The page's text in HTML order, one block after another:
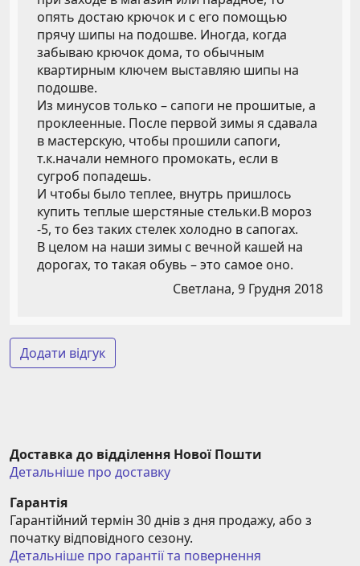
опять достаю крючок и с его помощью
прячу шипы на подошве. Иногда, когда
забываю крючок дома, то обычным
квартирным ключем выставляю шипы на
подошве.
Из минусов только – сапоги не прошитые, а
проклеенные. После первой зимы я сдавала
в мастерскую, чтобы прошили сапоги,
т.к.начали немного промокать, если в
сугроб попадешь.
И чтобы было теплее, внутрь пришлось
купить теплые шерстяные стельки.В мороз
-5, то без таких стелек холодно в сапогах.
В целом на наши зимы с вечной кашей на
дорогах, то такая обувь – это самое оно.
Светлана, 9 Грудня 2018
Додати відгук
Доставка до відділення Нової Пошти
Детальніше про доставку
Гарантія
Гарантійний термін 30 днів з дня продажу, або з
початку відповідного сезону.
Детальніше про гарантії та повернення